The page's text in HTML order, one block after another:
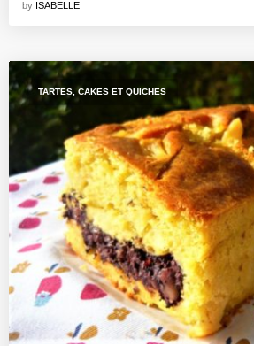
by ISABELLE
TARTES, CAKES ET QUICHES